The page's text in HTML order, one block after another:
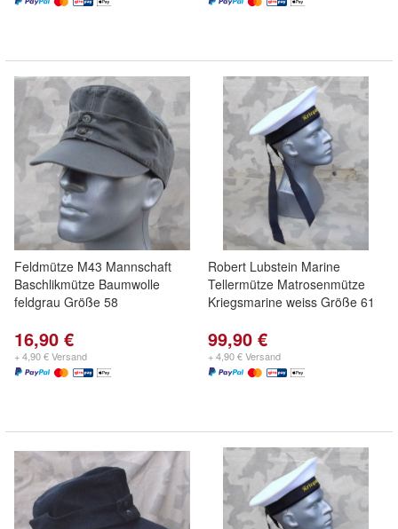
Feldmütze M43 Mannschaft
Baschlikmütze Baumwolle
feldgrau Größe 58
16,90 €
+ 4,90 € Versand
Robert Lubstein Marine
Tellermütze Matrosenmütze
Kriegsmarine weiss Größe 61
99,90 €
+ 4,90 € Versand